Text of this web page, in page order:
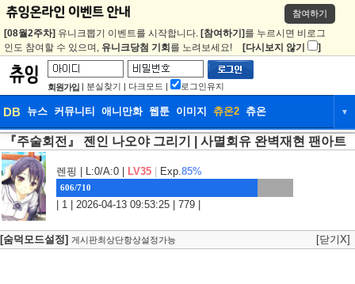
참여하기
[08월2주차] 유니크뽑기 이벤트를 시작합니다. [참여하기] 를 누르시면 비로그
인도 참여할 수 있으며, 유니크당첨 기회 를 노려보세요! [다시보지 않기 ]
회원가입 | 분실찾기 | 다크모드 | 로그인유지
DB 뉴스 커뮤니티 애니만화 웹툰 이미지 츄온2 츄온 ▼
DB 뉴스 커뮤니티 애니만화
웹툰 이미지
『주술회전』 젠인 나오야 그리기 | 사멸회유 완벽재현 팬아트
렌핑 | L:0/A:0 | LV35 Exp.85%
606/710
| 1 | 2026-04-13 09:53:25 | 779 |
[숨덕모드설정] 게시판최상단항상설정가능 [닫기X]